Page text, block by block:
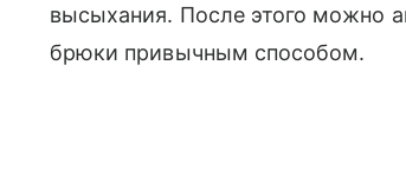
высыхания. После этого можно
брюки привычным способом.